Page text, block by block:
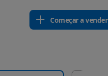
Começar a vender